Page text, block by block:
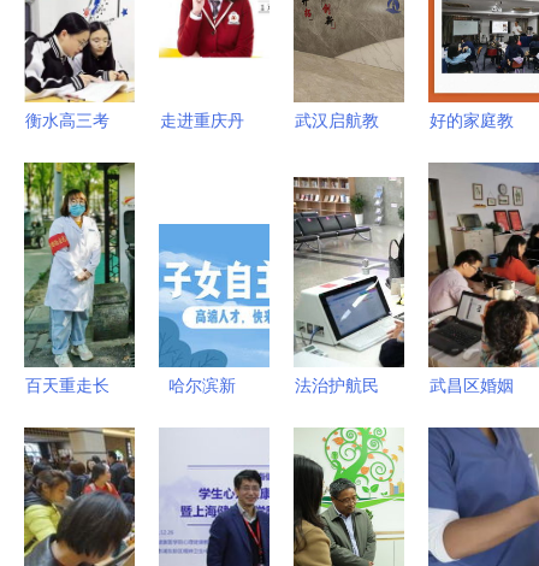
衡水高三考
班机构实力
解析与选择
指南
走进重庆丹
节全览
武汉启航教
制专升本培
训 综合评
估与服务解
析
好的家庭教
父母做到这
3点，孩子
优秀并不难
百天重走长
精神解民忧
——第二医
院党史教育
哈尔滨新
施细则解读
教育咨询服
法治护航民
共法律服务
与教育咨询
体系，推动
武昌区婚姻
务站全新升
级上线 一
码搞定教育